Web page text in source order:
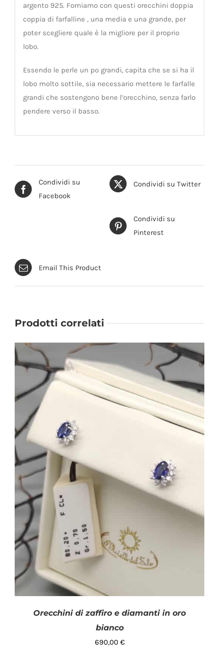
argento 925. Forniamo con questi orecchini doppia
coppia di farfalline , una media e una grande, per
poter scegliere quale è la migliore per il proprio
lobo.
Essendo le perle un po grandi, capita che se si ha il
lobo molto sottile, sia necessario mettere le farfalle
grandi che sostengono bene l’orecchino, senza farlo
pendere verso il basso.
Condividi su
Facebook
Condividi su Twitter
Condividi su
Pinterest
Email This Product
Prodotti correlati
Orecchini di zaffiro e diamanti in oro
bianco
690,00 €